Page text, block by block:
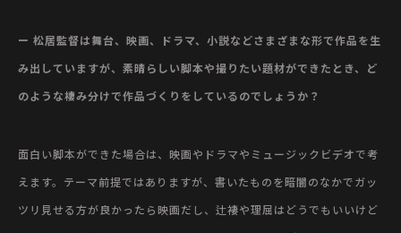
ー 松居監督は舞台、映画、ドラマ、小説などさまざまな形で作品を生
み出していますが、素晴らしい脚本や撮りたい題材ができたとき、ど
のような棲み分けで作品づくりをしているのでしょうか？
面白い脚本ができた場合は、映画やドラマやミュージックビデオで考
えます。テーマ前提ではありますが、書いたものを暗闇のなかでガッ
ツリ見せる方が良かったら映画だし、辻褄や理屈はどうでもいいけど